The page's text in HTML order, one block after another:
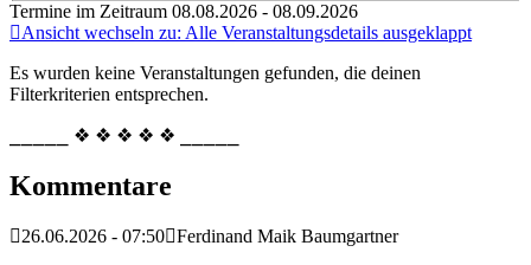
Termine im Zeitraum 08.08.2026 - 08.09.2026
Ansicht wechseln zu: Alle Veranstaltungsdetails ausgeklappt
Es wurden keine Veranstaltungen gefunden, die deinen
Filterkriterien entsprechen.
⎯⎯⎯⎯⎯ ❖ ❖ ❖ ❖ ❖ ⎯⎯⎯⎯⎯
Kommentare
26.06.2026 - 07:50 Ferdinand Maik Baumgartner